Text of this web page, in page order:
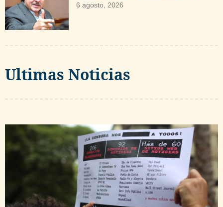
6 agosto, 2026
Ultimas Noticias